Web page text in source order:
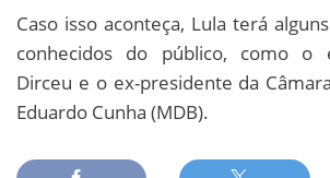
Caso isso aconteça, Lula terá
conhecidos do público, como o
Dirceu e o ex-presidente da
Eduardo Cunha (MDB).